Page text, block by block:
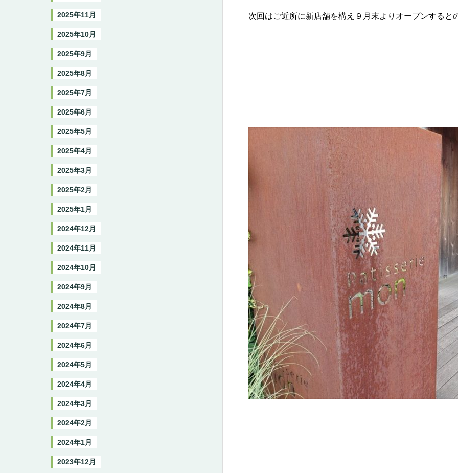
次回はご近所に新店舗を構え９月末よりオープンすると
2025年11月
2025年10月
2025年9月
2025年8月
2025年7月
2025年6月
2025年5月
2025年4月
2025年3月
2025年2月
2025年1月
2024年12月
2024年11月
2024年10月
2024年9月
2024年8月
2024年7月
2024年6月
2024年5月
2024年4月
2024年3月
2024年2月
2024年1月
2023年12月